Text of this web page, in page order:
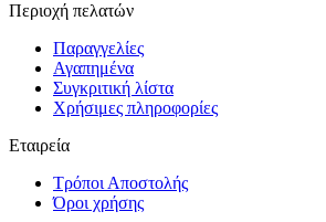
Περιοχή πελατών
Παραγγελίες
Αγαπημένα
Συγκριτική λίστα
Χρήσιμες πληροφορίες
Εταιρεία
Τρόποι Αποστολής
Όροι χρήσης